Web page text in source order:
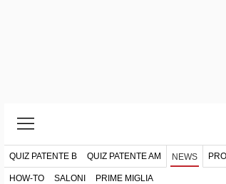
QUIZ PATENTE B QUIZ PATENTE AM NEWS
HOW-TO SALONI PRIME MIGLIA